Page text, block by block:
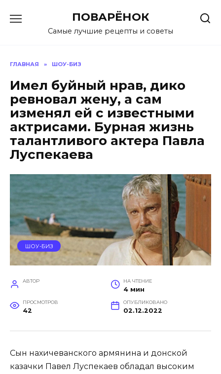
содержанию
ПОВАРЁНОК
Самые лучшие рецепты и советы
ГЛАВНАЯ » ШОУ-БИЗ
Имел буйный нрав, дико
ревновал жену, а сам
изменял ей с известными
актрисами. Бурная жизнь
талантливого актера Павла
Луспекаева
ШОУ-БИЗ
АВТОР НА ЧТЕНИЕ
4 мин
ПРОСМОТРОВ
42
ОПУБЛИКОВАНО
02.12.2022
Сын нахичеванского армянина и донской
казачки Павел Луспекаев обладал высоким